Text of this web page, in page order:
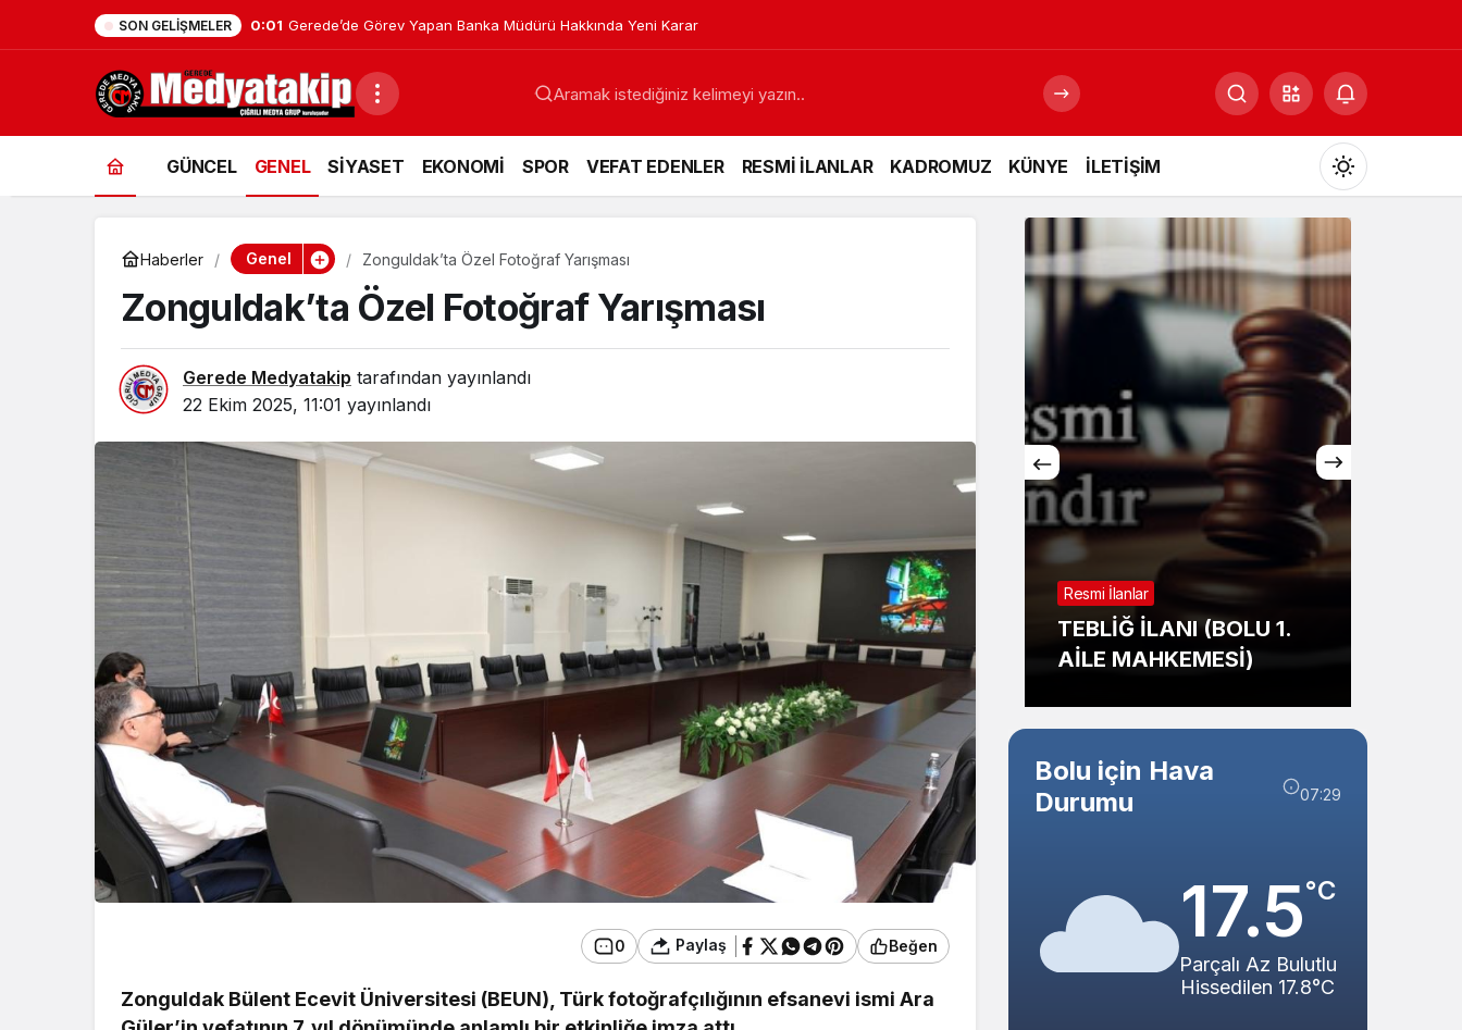
SON GELIŞMELER 0:01 Gerede’de Görev Yapan Banka Müdürü Hakkında Yeni Karar
GÜNCEL GENEL SİYASET EKONOMİ SPOR VEFAT EDENLER RESMİ İLANLAR KADROMUZ KÜNYE İLETİŞİM
Mod
değiştir
Gündüz Modu
Gündüz modunu seçin.
Gece Modu
Gece modunu seçin.
Sistem Modu
Sistem modunu seçin.
Haberler Genel Zonguldak’ta Özel Fotoğraf Yarışması
Zonguldak’ta Özel Fotoğraf Yarışması
Gerede Medyatakip tarafından yayınlandı
22 Ekim 2025, 11:01 yayınlandı
0 Paylaş Beğen
Zonguldak Bülent Ecevit Üniversitesi (BEUN), Türk fotoğrafçılığının efsanevi ismi Ara
Ünlü Oyuncu Ülkü Hilal
Çiftçi’nin Gerede
Bağlantısı Ortaya Çıktı
Gerede’de Görev Yapan
Banka Müdürü Hakkında
Yeni Karar
Resmi İlanlar
TEBLİĞ İLANI (BOLU 1.
AİLE MAHKEMESİ)
Resmi İlanlar
TAŞINMAZ SATIŞ
İHALESİ (GEREDE
BELEDİYESİ)
Bolu için Hava
Durumu
07:29
17.5°C
Parçalı Az Bulutlu
Hissedilen 17.8°C